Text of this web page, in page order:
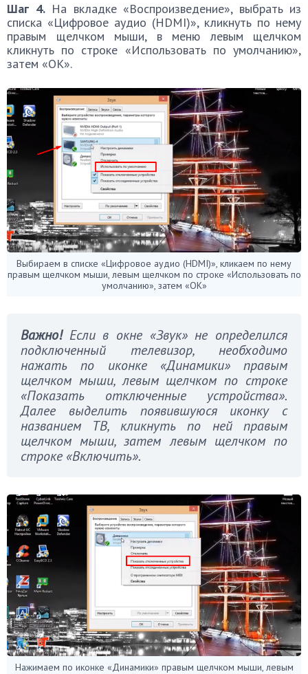
Шаг 4.На вкладке «Воспроизведение», выбрать из
списка «Цифровое аудио (HDMI)», кликнуть по нему
правым щелчком мыши, в меню левым щелчком
кликнуть по строке «Использовать по умолчанию»,
затем «OK».
Выбираем в списке «Цифровое аудио (HDMI)», кликаем по нему
правым щелчком мыши, левым щелчком по строке «Использовать по
умолчанию», затем «ОК»
Важно!Если в окне «Звук» не определился
подключенный телевизор, необходимо
нажать по иконке «Динамики» правым
щелчком мыши, левым щелчком по строке
«Показать отключенные устройства».
Далее выделить появившуюся иконку с
названием ТВ, кликнуть по ней правым
щелчком мыши, затем левым щелчком по
строке «Включить».
Нажимаем по иконке «Динамики» правым щелчком мыши, левым